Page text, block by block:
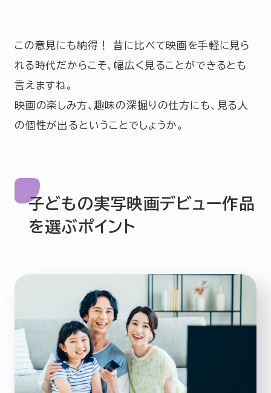
この意見にも納得！ 昔に比べて映画を手軽に見ら
れる時代だからこそ、幅広く見ることができるとも
言えますね。
映画の楽しみ方、趣味の深掘りの仕方にも、見る人
の個性が出るということでしょうか。
子どもの実写映画デビュー作品
を選ぶポイント